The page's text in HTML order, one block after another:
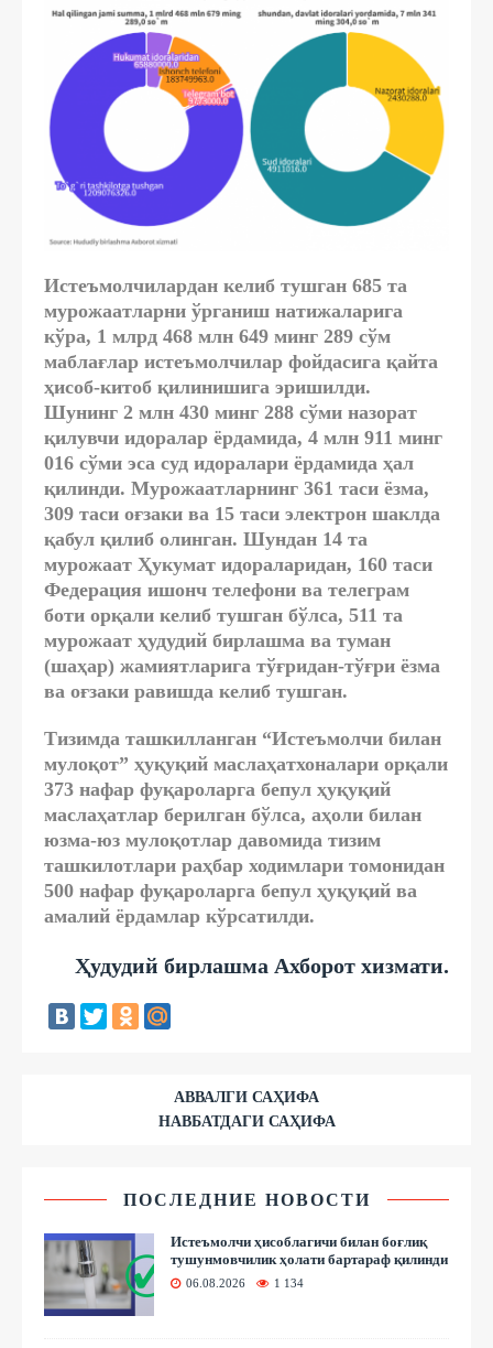
Истеъмолчилардан келиб тушган 685 та
мурожаатларни ўрганиш натижаларига
кўра, 1 млрд 468 млн 649 минг 289 сўм
маблағлар истеъмолчилар фойдасига қайта
ҳисоб-китоб қилинишига эришилди.
Шунинг 2 млн 430 минг 288 сўми назорат
қилувчи идоралар ёрдамида, 4 млн 911 минг
016 сўми эса суд идоралари ёрдамида ҳал
қилинди. Мурожаатларнинг 361 таси ёзма,
309 таси оғзаки ва 15 таси электрон шаклда
қабул қилиб олинган. Шундан 14 та
мурожаат Ҳукумат идораларидан, 160 таси
Федерация ишонч телефони ва телеграм
боти орқали келиб тушган бўлса, 511 та
мурожаат ҳудудий бирлашма ва туман
(шаҳар) жамиятларига тўғридан-тўғри ёзма
ва оғзаки равишда келиб тушган.
Тизимда ташкилланган “Истеъмолчи билан
мулоқот” ҳуқуқий маслаҳатхоналари орқали
373 нафар фуқароларга бепул ҳуқуқий
маслаҳатлар берилган бўлса, аҳоли билан
юзма-юз мулоқотлар давомида тизим
ташкилотлари раҳбар ходимлари томонидан
500 нафар фуқароларга бепул ҳуқуқий ва
амалий ёрдамлар кўрсатилди.
Ҳудудий бирлашма Ахборот хизмати.
АВВАЛГИ САҲИФА
НАВБАТДАГИ САҲИФА
ПОСЛЕДНИЕ НОВОСТИ
Истеъмолчи ҳисоблагичи билан боғлиқ
тушунмовчилик ҳолати бартараф қилинди
06.08.2026 1 134